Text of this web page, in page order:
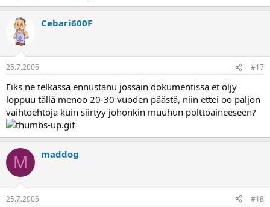
Cebari600F
25.7.2005 #17
Eiks ne telkassa ennustanu jossain dokumentissa et öljy
loppuu tällä menoo 20-30 vuoden päästä, niin ettei oo paljon
vaihtoehtoja kuin siirtyy johonkin muuhun polttoaineeseen?
M maddog
25.7.2005 #18